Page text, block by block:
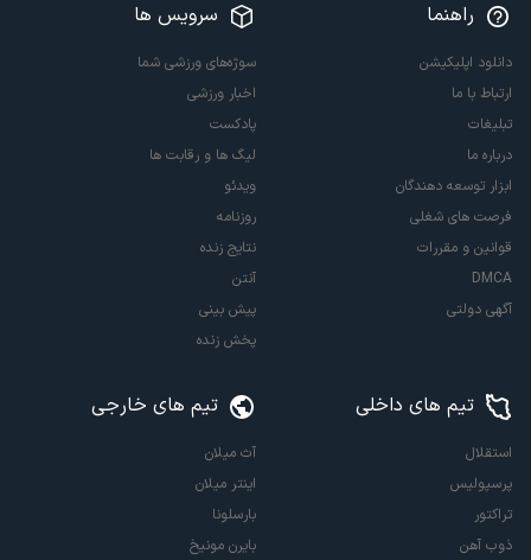
راهنما
دانلود اپلیکیشن
ارتباط با ما
تبلیغات
درباره ما
ابزار توسعه دهندگان
فرصت های شغلی
قوانین و مقررات
DMCA
آگهی دولتی
سرویس ها
سوژه‌های ورزشی شما
اخبار ورزشی
پادکست
لیگ ها و رقابت ها
ویدئو
روزنامه
نتایج زنده
آنتن
پیش بینی
پخش زنده
تیم های داخلی
استقلال
پرسپولیس
تراکتور
ذوب آهن
تیم های خارجی
آث میلان
اینتر میلان
بارسلونا
بایرن مونیخ